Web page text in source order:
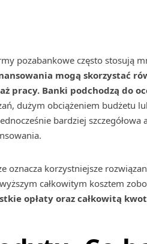
pozabankowe często stosują
mogą skorzystać
pracy. Banki podchodzą do
dużym obciążeniem budżetu
bardziej
oznacza korzystniejsze
całkowitym kosztem
opłaty oraz całkowitą